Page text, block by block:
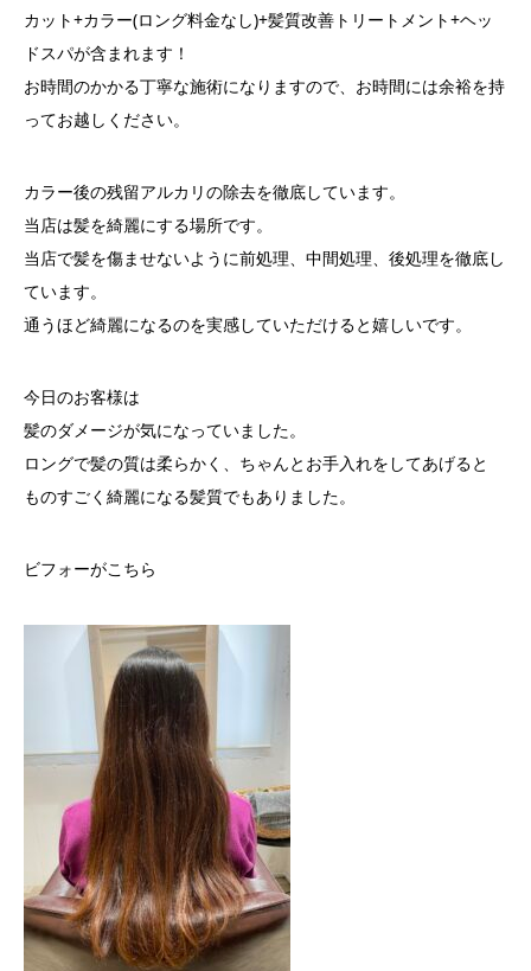
カット+カラー(ロング料金なし)+髪質改善トリートメント+ヘッ
ドスパが含まれます！
お時間のかかる丁寧な施術になりますので、お時間には余裕を持
ってお越しください。
カラー後の残留アルカリの除去を徹底しています。
当店は髪を綺麗にする場所です。
当店で髪を傷ませないように前処理、中間処理、後処理を徹底し
ています。
通うほど綺麗になるのを実感していただけると嬉しいです。
今日のお客様は
髪のダメージが気になっていました。
ロングで髪の質は柔らかく、ちゃんとお手入れをしてあげると
ものすごく綺麗になる髪質でもありました。
ビフォーがこちら